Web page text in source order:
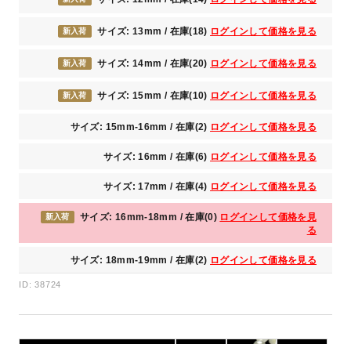
新入荷 サイズ: 13mm / 在庫(18) ログインして価格を見る
新入荷 サイズ: 14mm / 在庫(20) ログインして価格を見る
新入荷 サイズ: 15mm / 在庫(10) ログインして価格を見る
サイズ: 15mm-16mm / 在庫(2) ログインして価格を見る
サイズ: 16mm / 在庫(6) ログインして価格を見る
サイズ: 17mm / 在庫(4) ログインして価格を見る
新入荷 サイズ: 16mm-18mm / 在庫(0) ログインして価格を見
る
サイズ: 18mm-19mm / 在庫(2) ログインして価格を見る
ID: 38724